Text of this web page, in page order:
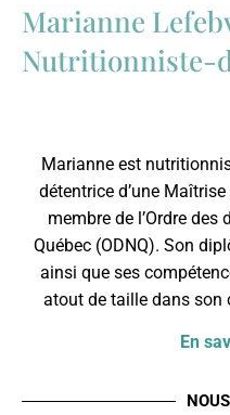
Marianne
Nutritionniste-
Marianne est
détentrice d’une
membre de l’Ordre des
Québec (ODNQ). Son
ainsi que ses
atout de taille dans son
En